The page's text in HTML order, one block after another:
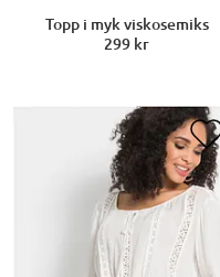
Topp i myk viskosemiks
299 kr